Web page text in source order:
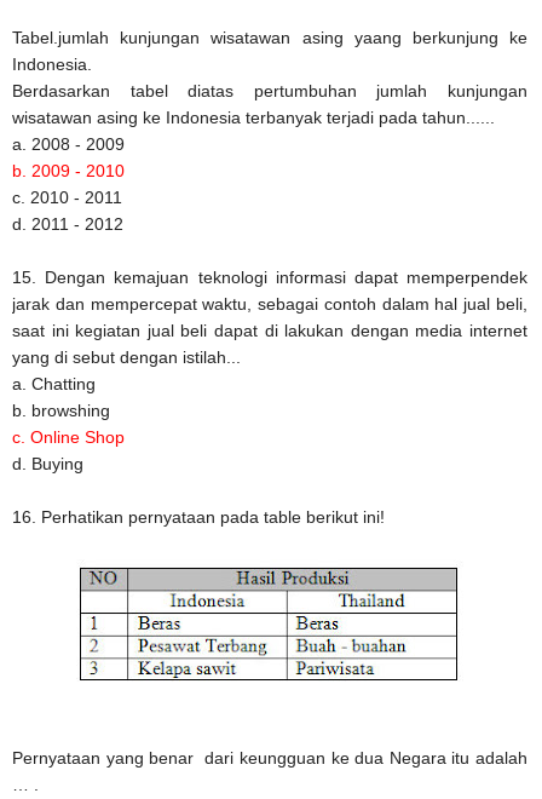
Tabel.jumlah kunjungan wisatawan asing yaang berkunjung ke
Indonesia.
Berdasarkan tabel diatas pertumbuhan jumlah kunjungan
wisatawan asing ke Indonesia terbanyak terjadi pada tahun......
a. 2008 - 2009
b. 2009 - 2010
c. 2010 - 2011
d. 2011 - 2012
15. Dengan kemajuan teknologi informasi dapat memperpendek
jarak dan mempercepat waktu, sebagai contoh dalam hal jual beli,
saat ini kegiatan jual beli dapat di lakukan dengan media internet
yang di sebut dengan istilah...
a. Chatting
b. browshing
c. Online Shop
d. Buying
16. Perhatikan pernyataan pada table berikut ini!
Pernyataan yang benar dari keungguan ke dua Negara itu adalah